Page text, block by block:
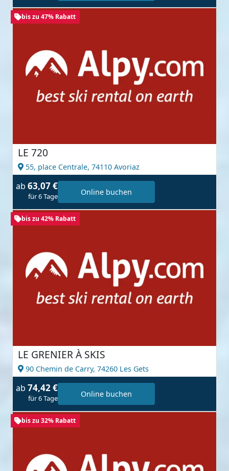
bis zu 47% Rabatt
LE 720
55, place Centrale, 74110 Avoriaz
ab 63,07 €
für 6 Tage Online buchen
bis zu 42% Rabatt
LE GRENIER À SKIS
90 Chemin de Carry, 74260 Les Gets
ab 74,42 €
für 6 Tage Online buchen
bis zu 32% Rabatt